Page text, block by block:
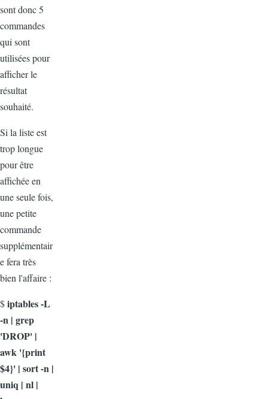
sont donc 5
commandes
qui sont
utilisées pour
afficher le
résultat
souhaité.
Si la liste est
trop longue
pour être
affichée en
une seule fois,
une petite
commande
supplémentair
e fera très
bien l'affaire :
$iptables -L
-n | grep
'DROP' |
awk '{print
$4}' | sort -n |
uniq | nl |